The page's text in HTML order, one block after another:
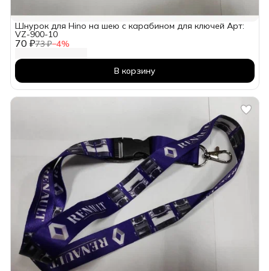
70 ₽73 ₽−4%
Шнурок для Hino на шею с карабином для ключей Арт:
VZ-900-10
В корзину